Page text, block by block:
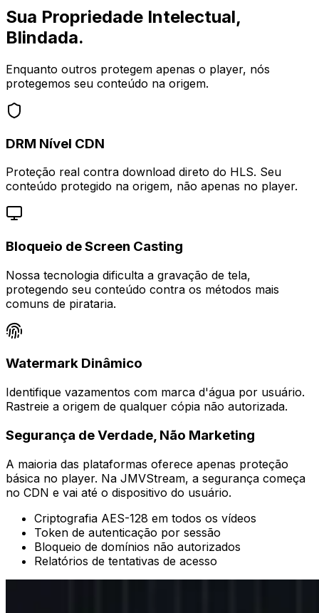
Sua Propriedade Intelectual,
Blindada.
Enquanto outros protegem apenas o player, nós
protegemos seu conteúdo na origem.
DRM Nível CDN
Proteção real contra download direto do HLS. Seu
conteúdo protegido na origem, não apenas no player.
Bloqueio de Screen Casting
Nossa tecnologia dificulta a gravação de tela,
protegendo seu conteúdo contra os métodos mais
comuns de pirataria.
Watermark Dinâmico
Identifique vazamentos com marca d'água por usuário.
Rastreie a origem de qualquer cópia não autorizada.
Segurança de Verdade, Não Marketing
A maioria das plataformas oferece apenas proteção
básica no player. Na JMVStream, a segurança começa
no CDN e vai até o dispositivo do usuário.
Criptografia AES-128 em todos os vídeos
Token de autenticação por sessão
Bloqueio de domínios não autorizados
Relatórios de tentativas de acesso